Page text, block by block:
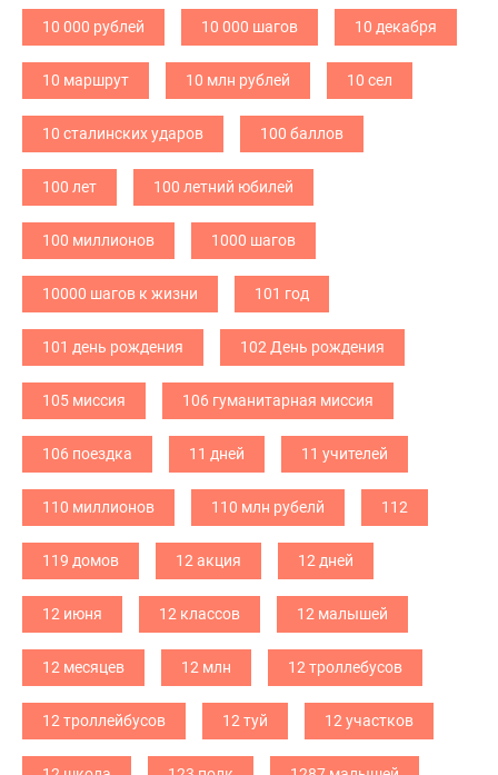
10 000 рублей 10 000 шагов 10 декабря
10 маршрут 10 млн рублей 10 сел
10 сталинских ударов 100 баллов
100 лет 100 летний юбилей
100 миллионов 1000 шагов
10000 шагов к жизни 101 год
101 день рождения 102 День рождения
105 миссия 106 гуманитарная миссия
106 поездка 11 дней 11 учителей
110 миллионов 110 млн рубелй 112
119 домов 12 акция 12 дней
12 июня 12 классов 12 малышей
12 месяцев 12 млн 12 троллебусов
12 троллейбусов 12 туй 12 участков